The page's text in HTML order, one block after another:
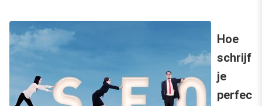
Hoe
schrijf
je
perfec